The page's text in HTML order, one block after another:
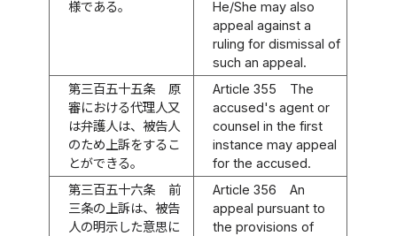
様である。
He/She may also
appeal against a
ruling for dismissal of
such an appeal.
第三百五十五条
原
審における代理人又
は弁護人は、被告人
のため上訴をするこ
とができる。
Article 355
The
accused's agent or
counsel in the first
instance may appeal
for the accused.
第三百五十六条
前
三条の上訴は、被告
人の明示した意思に
Article 356
An
appeal pursuant to
the provisions of